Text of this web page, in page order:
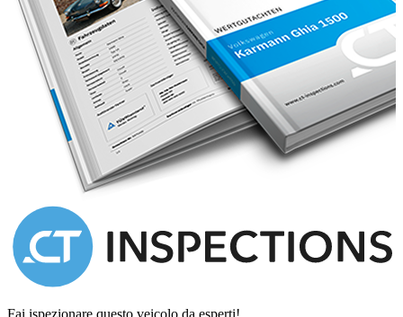
Fai ispezionare questo veicolo da esperti!